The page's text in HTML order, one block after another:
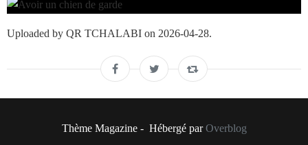
Uploaded by QR TCHALABI on 2026-04-28.
Thème Magazine - Hébergé parOverblog